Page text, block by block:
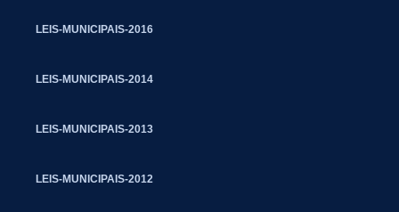
LEIS-MUNICIPAIS-2016
LEIS-MUNICIPAIS-2014
LEIS-MUNICIPAIS-2013
LEIS-MUNICIPAIS-2012